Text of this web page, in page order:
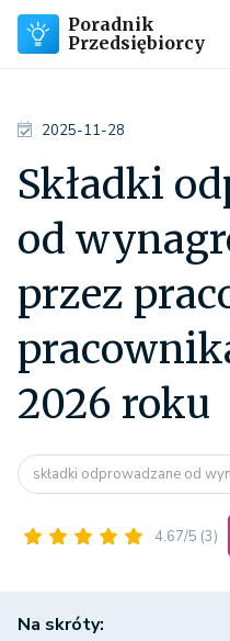
Poradnik
Przedsiębiorcy
2025-11-28
Składki
od
przez
2026 roku
składki odprowadzane od
4.67/5 (3)
Na skróty: